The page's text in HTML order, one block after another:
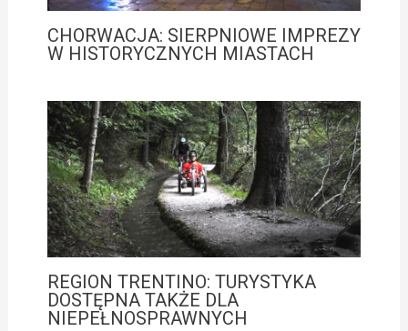
CHORWACJA: SIERPNIOWE IMPREZY
W HISTORYCZNYCH MIASTACH
REGION TRENTINO: TURYSTYKA
DOSTĘPNA TAKŻE DLA
NIEPEŁNOSPRAWNYCH